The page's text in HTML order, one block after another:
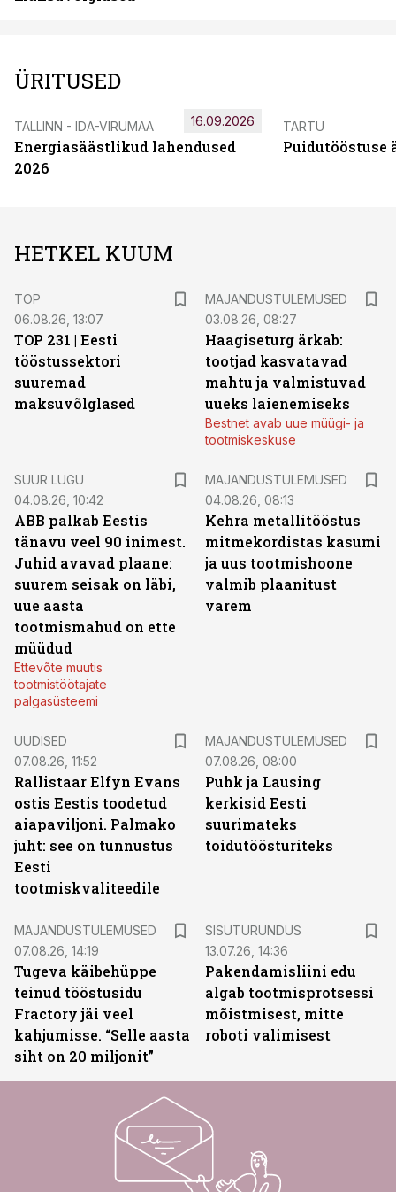
ÜRITUSED
TALLINN - IDA-VIRUMAA
Energiasäästlikud lahendused
2026
16.09.2026 TARTU
Puidutööstuse
HETKEL KUUM
TOP
06.08.26, 13:07
TOP 231 | Eesti
tööstussektori
suuremad
maksuvõlglased
MAJANDUSTULEMUSED
03.08.26, 08:27
Haagiseturg ärkab:
tootjad kasvatavad
mahtu ja valmistuvad
uueks laienemiseks
Bestnet avab uue müügi- ja
tootmiskeskuse
SUUR LUGU
04.08.26, 10:42
ABB palkab Eestis
tänavu veel 90 inimest.
Juhid avavad plaane:
suurem seisak on läbi,
uue aasta
tootmismahud on ette
müüdud
Ettevõte muutis
tootmistöötajate
palgasüsteemi
MAJANDUSTULEMUSED
04.08.26, 08:13
Kehra metallitööstus
mitmekordistas kasumi
ja uus tootmishoone
valmib plaanitust
varem
UUDISED
07.08.26, 11:52
Rallistaar Elfyn Evans
ostis Eestis toodetud
aiapaviljoni. Palmako
juht: see on tunnustus
Eesti
tootmiskvaliteedile
MAJANDUSTULEMUSED
07.08.26, 08:00
Puhk ja Lausing
kerkisid Eesti
suurimateks
toidutöösturiteks
MAJANDUSTULEMUSED
07.08.26, 14:19
Tugeva käibehüppe
teinud tööstusidu
Fractory jäi veel
kahjumisse. “Selle aasta
siht on 20 miljonit”
SISUTURUNDUS
13.07.26, 14:36
Pakendamisliini edu
algab tootmisprotsessi
mõistmisest, mitte
roboti valimisest